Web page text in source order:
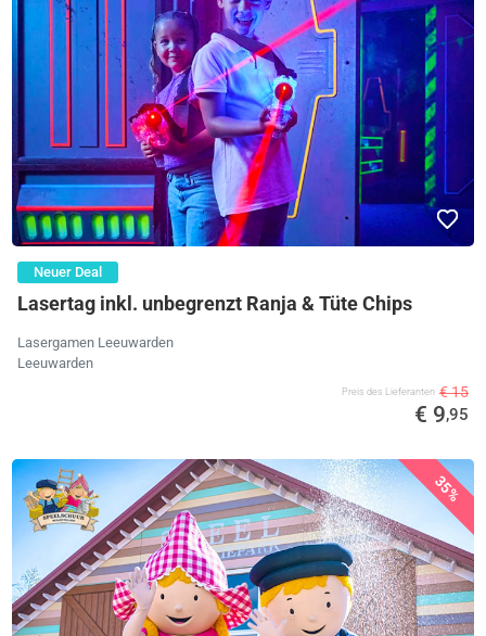
Neuer Deal
Lasertag inkl. unbegrenzt Ranja & Tüte Chips
Lasergamen Leeuwarden
Leeuwarden
Preis des Lieferanten € 15
€ 9,95
35%